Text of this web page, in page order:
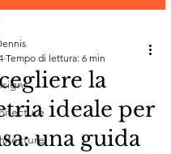
la
ideale per
una guida
Tempo di lettura: 6 min